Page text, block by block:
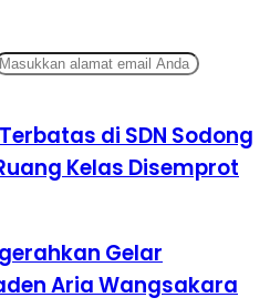
di SDN Sodong
Kelas Disemprot
Gelar
Aria Wangsakara